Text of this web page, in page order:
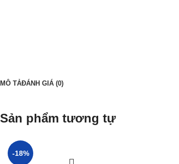
MÔ TẢĐÁNH GIÁ (0)
Sản phẩm tương tự
-18%